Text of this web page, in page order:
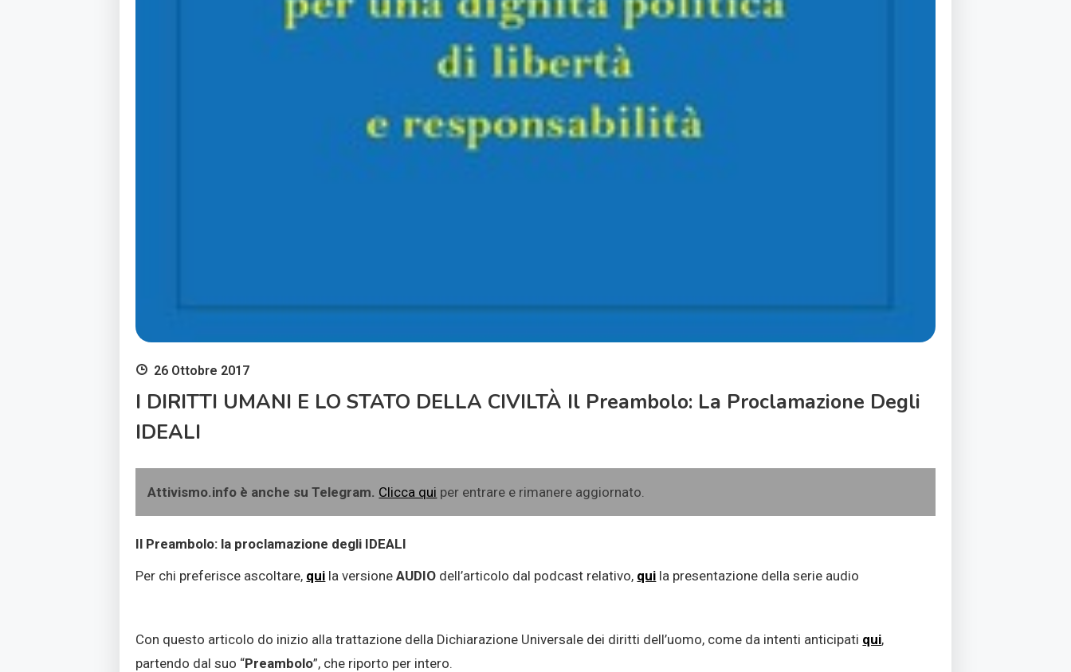
26 Ottobre 2017
I DIRITTI UMANI E LO STATO DELLA CIVILTÀ Il Preambolo: La Proclamazione Degli
IDEALI
Attivismo.info è anche su Telegram. Clicca qui per entrare e rimanere aggiornato.
Il Preambolo: la proclamazione degli IDEALI
Per chi preferisce ascoltare, qui la versioneAUDIO dell’articolo dal podcast relativo, qui la presentazione della serie audio
Con questo articolo do inizio alla trattazione della Dichiarazione Universale dei diritti dell’uomo, come da intenti anticipati qui,
partendo dal suo “Preambolo”, che riporto per intero.